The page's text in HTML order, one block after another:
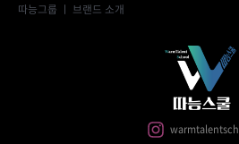
따능그룹 ㅣ 브랜드 소개